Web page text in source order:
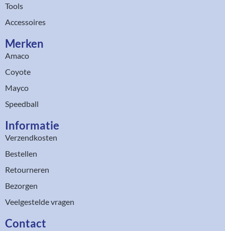
Tools
Accessoires
Merken
Amaco
Coyote
Mayco
Speedball
Informatie
Verzendkosten
Bestellen
Retourneren
Bezorgen
Veelgestelde vragen
Contact